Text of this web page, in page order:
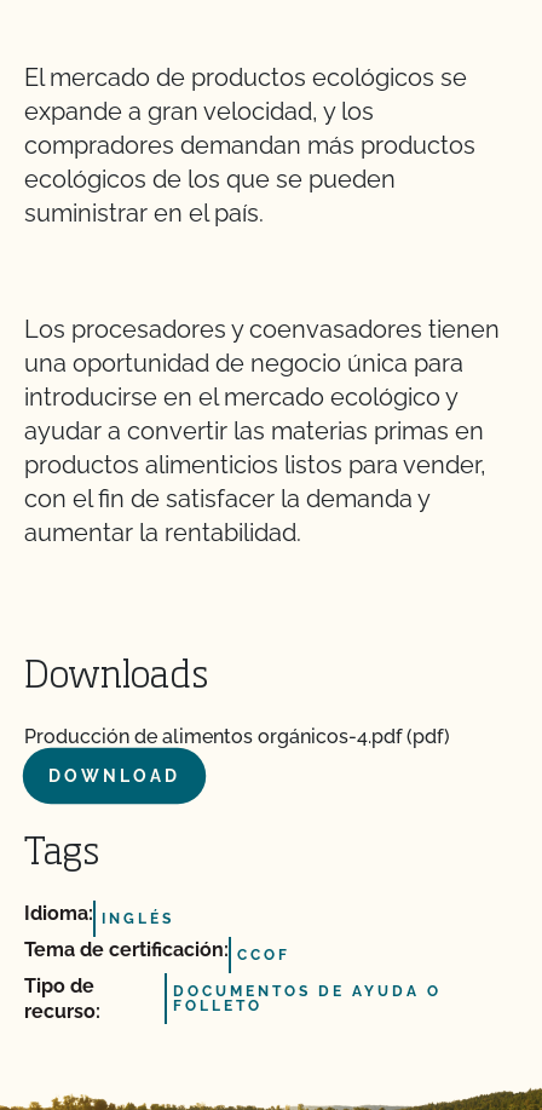
El mercado de productos ecológicos se
expande a gran velocidad, y los
compradores demandan más productos
ecológicos de los que se pueden
suministrar en el país.
Los procesadores y coenvasadores tienen
una oportunidad de negocio única para
introducirse en el mercado ecológico y
ayudar a convertir las materias primas en
productos alimenticios listos para vender,
con el fin de satisfacer la demanda y
aumentar la rentabilidad.
Downloads
Producción de alimentos orgánicos-4.pdf (pdf)
DOWNLOAD
Tags
Idioma: INGLÉS
Tema de certificación: CCOF
Tipo de
recurso:
DOCUMENTOS DE AYUDA O
FOLLETO